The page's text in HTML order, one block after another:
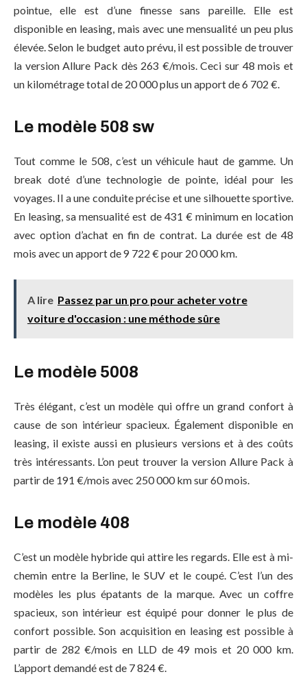
pointue, elle est d’une finesse sans pareille. Elle est
disponible en leasing, mais avec une mensualité un peu plus
élevée. Selon le budget auto prévu, il est possible de trouver
la version Allure Pack dès 263 €/mois. Ceci sur 48 mois et
un kilométrage total de 20 000 plus un apport de 6 702 €.
Le modèle 508 sw
Tout comme le 508, c’est un véhicule haut de gamme. Un
break doté d’une technologie de pointe, idéal pour les
voyages. Il a une conduite précise et une silhouette sportive.
En leasing, sa mensualité est de 431 € minimum en location
avec option d’achat en fin de contrat. La durée est de 48
mois avec un apport de 9 722 € pour 20 000 km.
A lire Passez par un pro pour acheter votre
voiture d'occasion : une méthode sûre
Le modèle 5008
Très élégant, c’est un modèle qui offre un grand confort à
cause de son intérieur spacieux. Également disponible en
leasing, il existe aussi en plusieurs versions et à des coûts
très intéressants. L’on peut trouver la version Allure Pack à
partir de 191 €/mois avec 250 000 km sur 60 mois.
Le modèle 408
C’est un modèle hybride qui attire les regards. Elle est à mi-
chemin entre la Berline, le SUV et le coupé. C’est l’un des
modèles les plus épatants de la marque. Avec un coffre
spacieux, son intérieur est équipé pour donner le plus de
confort possible. Son acquisition en leasing est possible à
partir de 282 €/mois en LLD de 49 mois et 20 000 km.
L’apport demandé est de 7 824 €.